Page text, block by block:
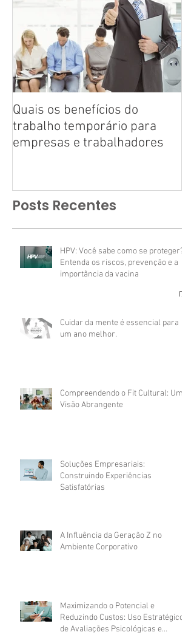
Quais os benefícios do
trabalho temporário para
empresas e trabalhadores
Posts Recentes
HPV: Você sabe como se proteger?
Entenda os riscos, prevenção e a
importância da vacina
Cuidar da mente é essencial para
um ano melhor.
Compreendendo o Fit Cultural: Uma
Visão Abrangente
Soluções Empresariais:
Construindo Experiências
Satisfatórias
A Influência da Geração Z no
Ambiente Corporativo
Maximizando o Potencial e
Reduzindo Custos: Uso Estratégico
de Avaliações Psicológicas e